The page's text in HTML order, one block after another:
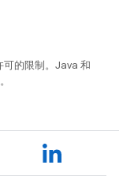
可的限制。Java 和